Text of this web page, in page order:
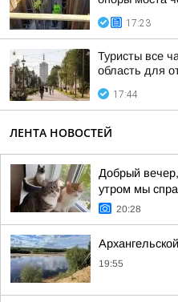
17:23
Туристы все
область для
17:44
ЛЕНТА НОВОСТЕЙ
Добрый
утром мы
20:28
19:55